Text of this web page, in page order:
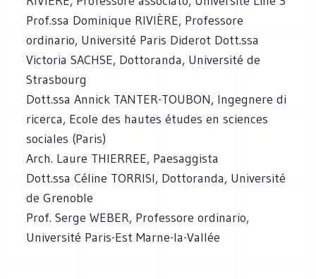
Prof.ssa Dominique RIVIÈRE, Professore
ordinario, Université Paris Diderot Dott.ssa
Victoria SACHSE, Dottoranda, Université de
Strasbourg
Dott.ssa Annick TANTER-TOUBON, Ingegnere di
ricerca, Ecole des hautes études en sciences
sociales (Paris)
Arch. Laure THIERREE, Paesaggista
Dott.ssa Céline TORRISI, Dottoranda, Université
de Grenoble
Prof. Serge WEBER, Professore ordinario,
Université Paris-Est Marne-la-Vallée